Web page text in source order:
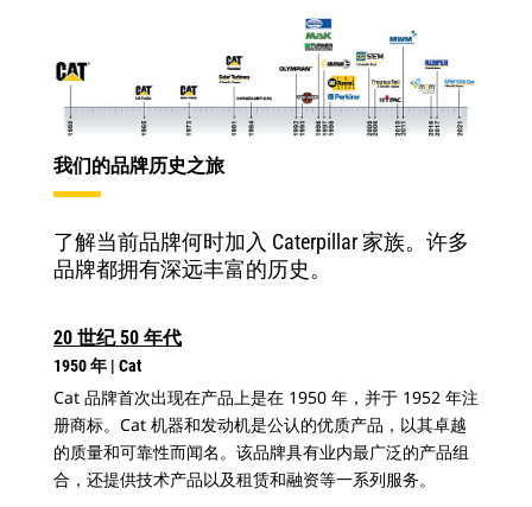
我们的品牌历史之旅
了解当前品牌何时加入 Caterpillar 家族。许多
品牌都拥有深远丰富的历史。
20 世纪 50 年代
1950 年 | Cat
Cat 品牌首次出现在产品上是在 1950 年，并于 1952 年注
册商标。Cat 机器和发动机是公认的优质产品，以其卓越
的质量和可靠性而闻名。该品牌具有业内最广泛的产品组
合，还提供技术产品以及租赁和融资等一系列服务。